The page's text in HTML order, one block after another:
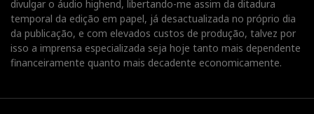
Por redundante, observei ainda, com surpresa e
alguma frustração, que o controlo remoto tem uma
série de opções meramente decorativas: e bem que eu
gostava que, pelo menos o comando dePhase,
divulgar o áudio highend, libertando-me assim da ditadura
temporal da edição em papel, já desactualizada no próprio dia
da publicação, e com elevados custos de produção, talvez por
isso a imprensa especializada seja hoje tanto mais dependente
financeiramente quanto mais decadente economicamente.